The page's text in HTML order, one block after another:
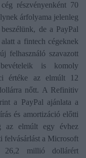
részvényenként 70
árfolyama jelenleg
de a PayPal
a fintech cégeknek
felhasználó szavazott
is komoly
értéke az elmúlt 12
nőtt. A Refinitiv
a PayPal ajánlata a
és amortizáció előtti
az elmúlt egy évhez
felvásárlást a Microsoft
26,2 millió dollárért